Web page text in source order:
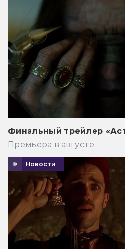
Финальный трейлер
Премьера в августе.
Новости